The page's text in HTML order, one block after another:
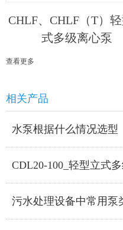
CHLF、CHLF（T）
式多级离心泵
查看更多
相关产品
水泵根据什么情况选型
CDL20-100_轻型立式
污水处理设备中常用泵